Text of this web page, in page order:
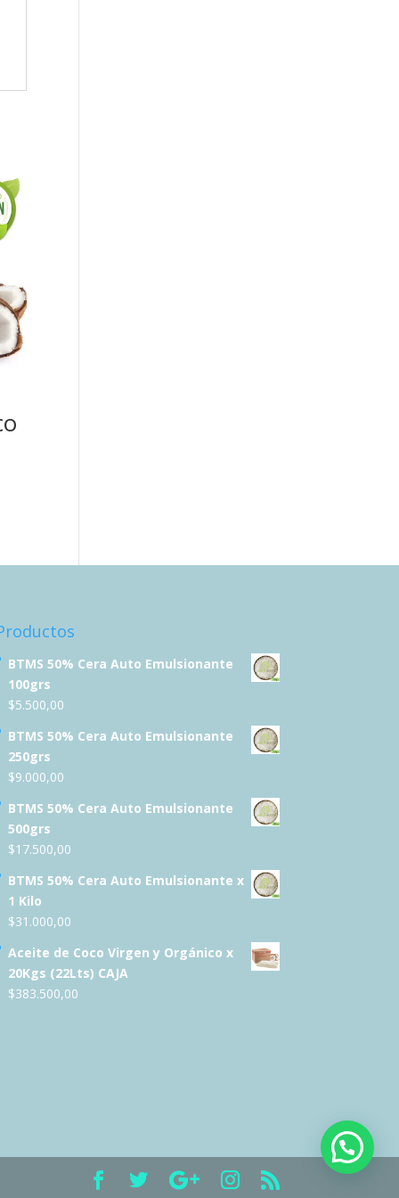
BTMS 50% Cera Auto Emulsionante
100grs
$5.500,00
BTMS 50% Cera Auto Emulsionante
250grs
$9.000,00
BTMS 50% Cera Auto Emulsionante
500grs
$17.500,00
BTMS 50% Cera Auto Emulsionante x
1 Kilo
$31.000,00
Aceite de Coco Virgen y Orgánico x
20Kgs (22Lts) CAJA
$383.500,00